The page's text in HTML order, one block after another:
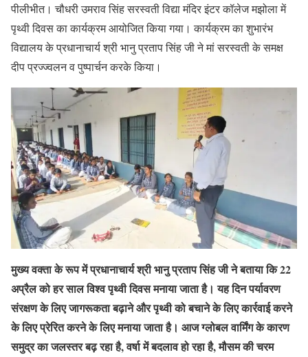
पीलीभीत। चौधरी उमराव सिंह सरस्वती विद्या मंदिर इंटर कॉलेज मझोला में
पृथ्वी दिवस का कार्यक्रम आयोजित किया गया। कार्यक्रम का शुभारंभ
विद्यालय के प्रधानाचार्य श्री भानु प्रताप सिंह जी ने मां सरस्वती के समक्ष
दीप प्रज्ज्वलन व पुष्पार्चन करके किया।
मुख्य वक्ता के रूप में प्रधानाचार्य श्री भानु प्रताप सिंह जी ने बताया कि 22
अप्रैल को हर साल विश्व पृथ्वी दिवस मनाया जाता है। यह दिन पर्यावरण
संरक्षण के लिए जागरूकता बढ़ाने और पृथ्वी को बचाने के लिए कार्रवाई करने
के लिए प्रेरित करने के लिए मनाया जाता है। आज ग्लोबल वार्मिंग के कारण
समुद्र का जलस्तर बढ़ रहा है, वर्षा में बदलाव हो रहा है, मौसम की चरम